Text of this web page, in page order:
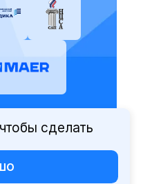
России,
сделать